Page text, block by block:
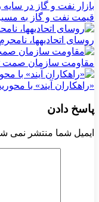
بازار نفت و گاز در
قیمت نفت و گاز به
روسای اتحادیه‎ها، نامحرم در وقت انتخابات
مقاومت سازمان صمت
«راهکاران آیند» با
پاسخ دادن
ایمیل شما منتشر نمی